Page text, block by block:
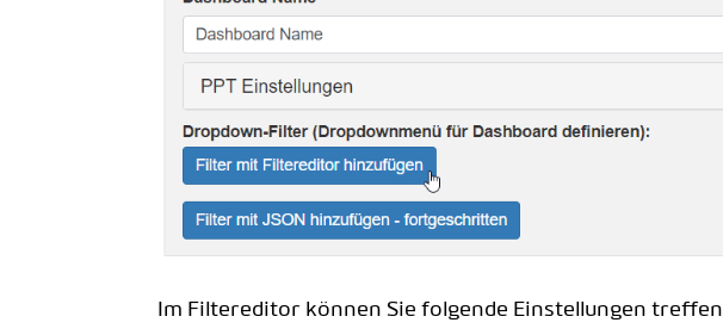
Im Filtereditor können Sie folgende Einstellungen treffen